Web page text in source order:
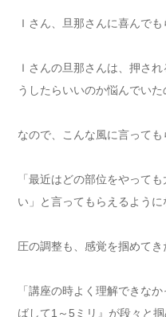
Ｉさん、旦那さんに喜んで
Ｉさんの旦那さんは、押さ
うしたらいいのか悩んでいた
なので、こんな風に言っても
「最近はどの部位をやって
い」と言ってもらえるように
圧の調整も、感覚を掴めてき
「講座の時よく理解できな
ばして1～5ミリ』が段々と